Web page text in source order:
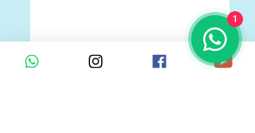
Бетонные Блоки
1